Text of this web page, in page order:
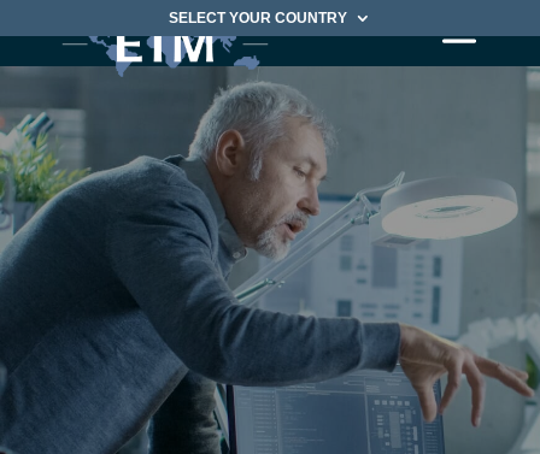
SELECT YOUR COUNTRY
Digital
Transformation
数字化转型